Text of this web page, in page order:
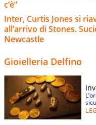
c’è”
Inter, Curtis Jones si
all’arrivo di Stones.
Newcastle
Gioielleria Delfino